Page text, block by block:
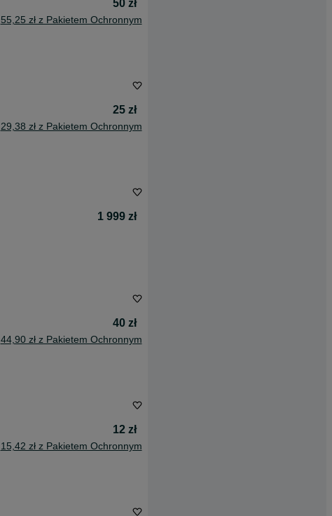
50 zł
55,25 zł z Pakietem Ochronnym
25 zł
29,38 zł z Pakietem Ochronnym
1 999 zł
40 zł
44,90 zł z Pakietem Ochronnym
12 zł
15,42 zł z Pakietem Ochronnym